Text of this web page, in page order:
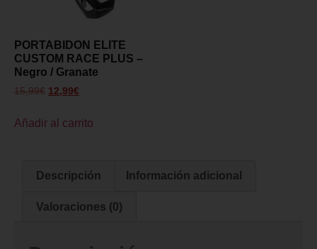
PORTABIDON ELITE
CUSTOM RACE PLUS –
Negro / Granate
15,99€ 12,99€
Añadir al carrito
Descripción Información adicional
Valoraciones (0)